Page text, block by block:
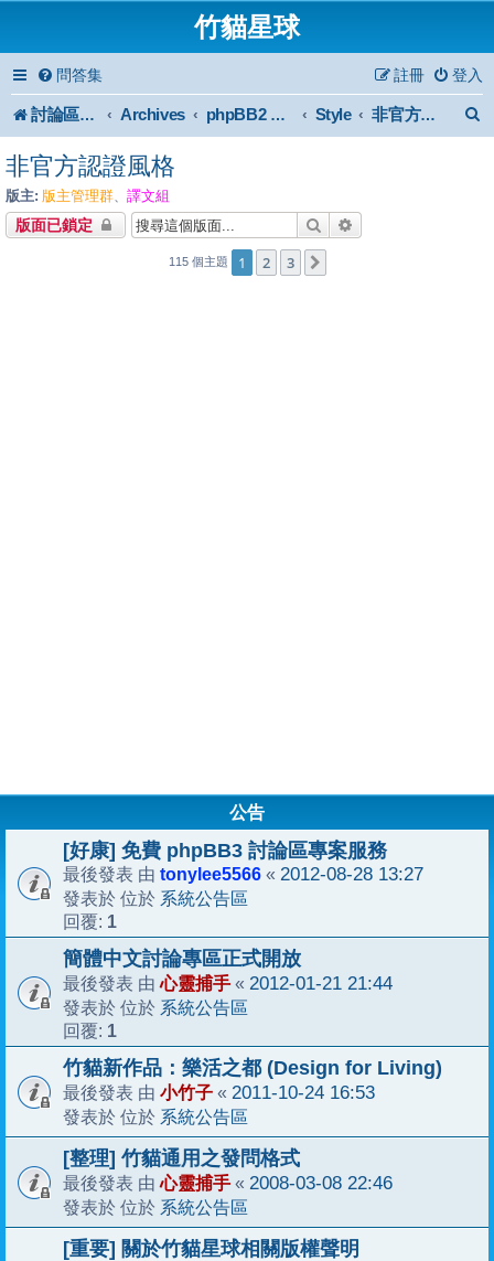
竹貓星球
問答集 登入
註冊
討論區首頁 Archives phpBB2 Forum Archive Style 非官方認證風格
非官方認證風格
版主: 版主管理群、 譯文組
版面已鎖定 搜尋
115 個主題 1 2 3
公告
[好康] 免費 phpBB3 討論區專案服務
最後發表 由 tonylee5566 « 2012-08-28 13:27
發表於 位於 系統公告區
回覆: 1
簡體中文討論專區正式開放
最後發表 由心靈捕手 « 2012-01-21 21:44
發表於 位於 系統公告區
回覆: 1
竹貓新作品：樂活之都 (Design for Living)
最後發表 由 小竹子 « 2011-10-24 16:53
發表於 位於 系統公告區
[整理] 竹貓通用之發問格式
最後發表 由心靈捕手 « 2008-03-08 22:46
發表於 位於 系統公告區
[重要] 關於竹貓星球相關版權聲明